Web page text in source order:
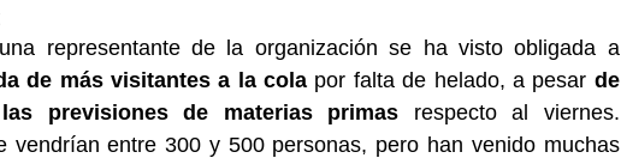
representante de la organización se ha visto obligada a
de más visitantes a la cola por falta de helado, a pesar de
previsiones de materias primas respecto al viernes.
vendrían entre 300 y 500 personas, pero han venido muchas